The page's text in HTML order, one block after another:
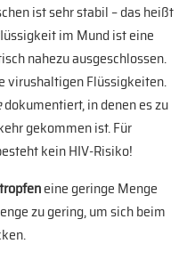
ist sehr stabil – das heißt
im Mund ist eine
nahezu ausgeschlossen.
virushaltigen Flüssigkeiten.
dokumentiert, in denen es zu
gekommen ist. Für
kein HIV-Risiko!
eine geringe Menge
zu gering, um sich beim